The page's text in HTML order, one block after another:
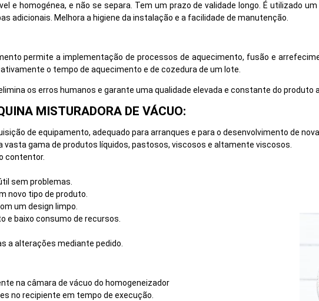
e homogénea, e não se separa. Tem um prazo de validade longo. É utilizado
adicionais. Melhora a higiene da instalação e a facilidade de manutenção.
permite a implementação de processos de aquecimento, fusão e
o tempo de aquecimento e de cozedura de um lote.
os erros humanos e garante uma qualidade elevada e constante do produto
MISTURADORA DE VÁCUO:
de equipamento, adequado para arranques e para o desenvolvimento de
vasta gama de produtos líquidos, pastosos, viscosos e altamente viscosos.
contentor.
sem problemas.
novo tipo de produto.
um design limpo.
e baixo consumo de recursos.
a alterações mediante pedido.
na câmara de vácuo do homogeneizador
no recipiente em tempo de execução.